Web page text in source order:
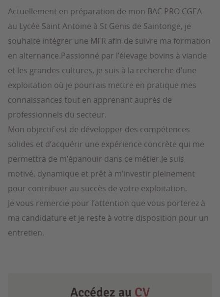
Actuellement en préparation de mon BAC PRO CGEA
au Lycée Saint Antoine à St Genis de Saintonge, je
souhaite intégrer une MFR afin de suivre ma formation
en alternance.Passionné par l’élevage bovins à viande
et les grandes cultures, je suis à la recherche d’une
exploitation où je pourrais mettre en pratique mes
connaissances tout en apprenant auprès de
professionnels du secteur.
Mon objectif est de développer des compétences
solides et d’acquérir une expérience concrète qui me
permettra de m’épanouir dans ce métier.Je suis
motivé, dynamique et prêt à m’investir pleinement
pour contribuer au succès de votre exploitation.
Je vous remercie pour l’attention que vous porterez à
ma candidature et je reste à votre disposition pour un
entretien.
Accédez au CV